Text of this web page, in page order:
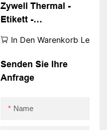
Zywell Thermal -
Etikett -
Aufkleber
Druckerprodukte
Preis BARCODE
In Den Warenkorb Legen
Senden Sie Ihre
Anfrage
Name